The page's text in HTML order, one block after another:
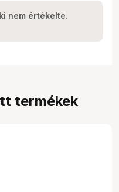
nem értékelte.
termékek